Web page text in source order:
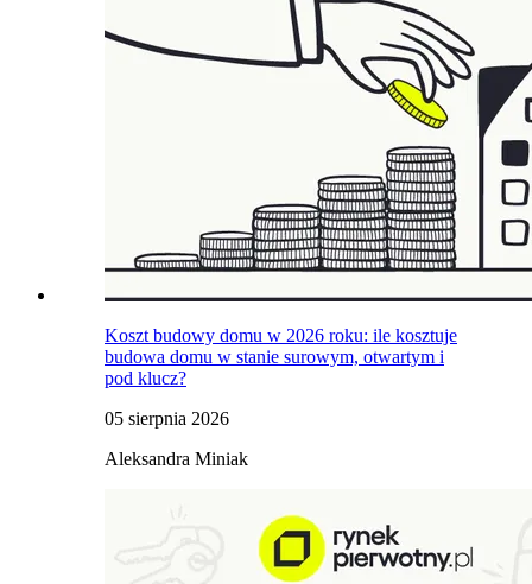
Koszt budowy domu w 2026 roku: ile kosztuje
budowa domu w stanie surowym, otwartym i
pod klucz?
05 sierpnia 2026
Aleksandra Miniak